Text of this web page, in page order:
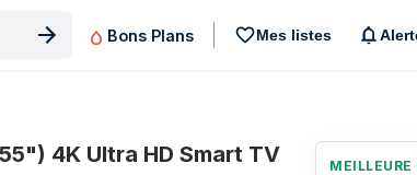
Bons Plans Mes listes
4K Ultra HD Smart TV
MEILLEURE
Prix